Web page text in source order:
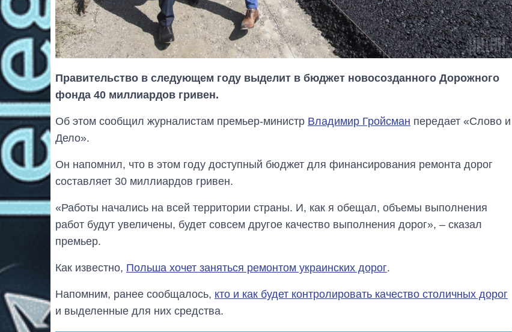
Правительство в следующем году выделит в бюджет новосозданного Дорожного
фонда 40 миллиардов гривен.
Об этом сообщил журналистам премьер-министр Владимир Гройсман передает «Слово и
Дело».
Он напомнил, что в этом году доступный бюджет для финансирования ремонта дорог
составляет 30 миллиардов гривен.
«Работы начались на всей территории страны. И, как я обещал, объемы выполнения
работ будут увеличены, будет совсем другое качество выполнения дорог», – сказал
премьер.
Как известно, Польша хочет заняться ремонтом украинских дорог.
Напомним, ранее сообщалось, кто и как будет контролировать качество столичных дорог
и выделенные для них средства.
время большой